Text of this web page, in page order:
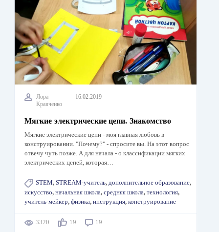
Лора
Кравченко
16.02.2019
Мягкие электрические цепи. Знакомство
Мягкие электрические цепи - моя главная любовь в
конструировании. "Почему?" - спросите вы. На этот вопрос
отвечу чуть позже. А для начала - о классификации мягких
электрических цепей, которая…
STEM, STREAM-учитель, дополнительное образование,
искусство, начальная школа, средняя школа, технология,
учитель-мейкер, физика, инструкция, конструирование
3320 19 19